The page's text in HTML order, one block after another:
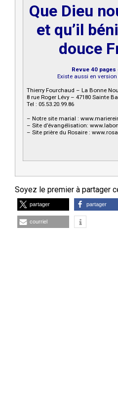
Que Dieu
et qu’il
douce
Revue 40
Existe aussi en
Thierry Fourchaud – La Bonne
8 rue Roger Lévy – 47180 Sainte
Tel : 05.53.20.99.86
– Notre site marial :
– Site d’évangélisation:
– Site prière du Rosaire :
Soyez le premier à partager
partager partager
courriel